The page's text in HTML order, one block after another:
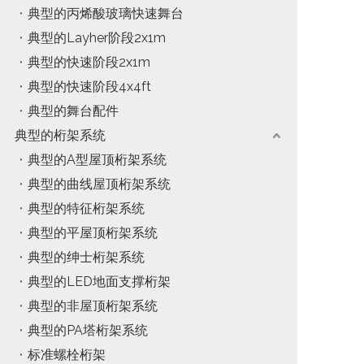
典型的丙烯酸玻璃快速舞台
典型的Layher阶段2x1m
典型的快速阶段2x1m
典型的快速阶段4x4ft
典型的舞台配件
典型的桁架系统
典型的A型屋顶桁架系统
典型的曲线屋顶桁架系统
典型的特征桁架系统
典型的平屋顶桁架系统
典型的绅士桁架系统
典型的LED地面支撑桁架
典型的非屋顶桁架系统
典型的PA塔桁架系统
标准螺栓桁架